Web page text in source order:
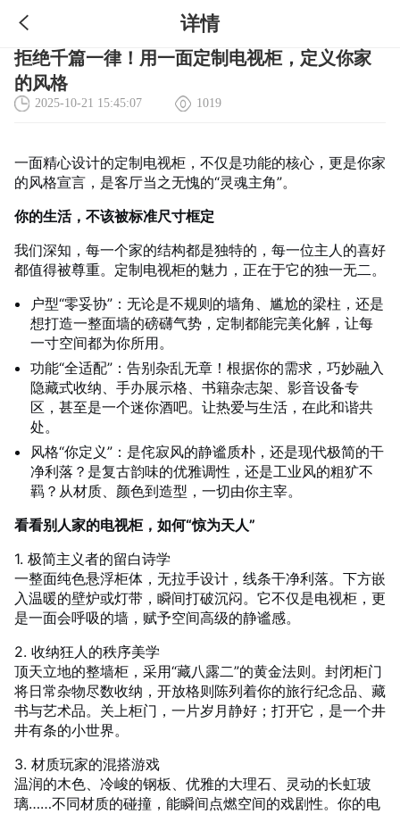
详情
拒绝千篇一律！用一面定制电视柜，定义你家
的风格
2025-10-21 15:45:07 1019
一面精心设计的定制电视柜，不仅是功能的核心，更是你家
的风格宣言，是客厅当之无愧的“灵魂主角”。
你的生活，不该被标准尺寸框定
我们深知，每一个家的结构都是独特的，每一位主人的喜好
都值得被尊重。定制电视柜的魅力，正在于它的独一无二。
户型“零妥协”：无论是不规则的墙角、尴尬的梁柱，还是
想打造一整面墙的磅礴气势，定制都能完美化解，让每
一寸空间都为你所用。
功能“全适配”：告别杂乱无章！根据你的需求，巧妙融入
隐藏式收纳、手办展示格、书籍杂志架、影音设备专
区，甚至是一个迷你酒吧。让热爱与生活，在此和谐共
处。
风格“你定义”：是侘寂风的静谧质朴，还是现代极简的干
净利落？是复古韵味的优雅调性，还是工业风的粗犷不
羁？从材质、颜色到造型，一切由你主宰。
看看别人家的电视柜，如何“惊为天人”
1. 极简主义者的留白诗学
一整面纯色悬浮柜体，无拉手设计，线条干净利落。下方嵌
入温暖的壁炉或灯带，瞬间打破沉闷。它不仅是电视柜，更
是一面会呼吸的墙，赋予空间高级的静谧感。
2. 收纳狂人的秩序美学
顶天立地的整墙柜，采用“藏八露二”的黄金法则。封闭柜门
将日常杂物尽数收纳，开放格则陈列着你的旅行纪念品、藏
书与艺术品。关上柜门，一片岁月静好；打开它，是一个井
井有条的小世界。
3. 材质玩家的混搭游戏
温润的木色、冷峻的钢板、优雅的大理石、灵动的长虹玻
璃……不同材质的碰撞，能瞬间点燃空间的戏剧性。你的电